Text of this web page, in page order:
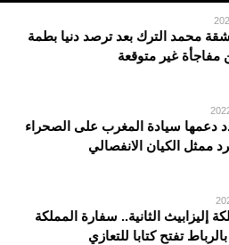
محمد الترك بعد ترصد دنيا بطمة
غير متوقعة
دعمها سيادة المغرب على الصحراء
ممثل الكيان الانفصالي
إليزابيث الثانية.. سفارة المملكة
تفتح كتابا للتعازي